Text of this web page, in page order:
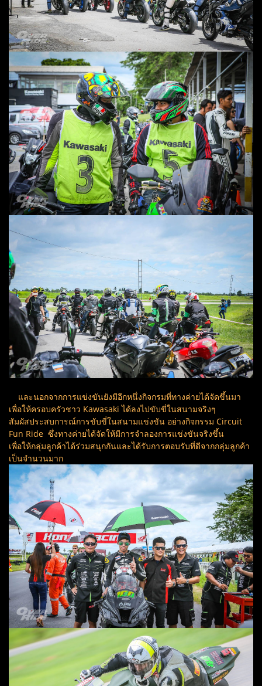
และนอกจากการแข่งขันยังมีอีกหนึ่งกิจกรมที่ทางค่ายได้จัดขึ้นมา
เพื่อให้ครอบครัวชาว Kawasaki ได้ลงไปขับขี่ในสนามจริงๆ
สัมผัสประสบการณ์การขับขี่ในสนามแข่งขัน อย่างกิจกรรม Circuit
Fun Ride ซึ่งทางค่ายได้จัดให้มีการจำลองการแข่งขันจริงขึ้น
เพื่อให้กลุ่มลูกค้าได้ร่วมสนุกกันและได้รับการตอบรับที่ดีจากกลุ่มลูกค้า
เป็นจำนวนมาก